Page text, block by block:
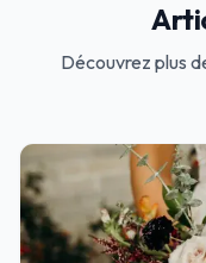
Découvrez plus